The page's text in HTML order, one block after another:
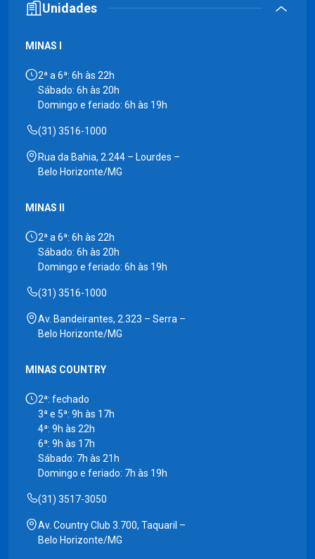
Unidades
MINAS I
2ª a 6ª: 6h às 22h
Sábado: 6h às 20h
Domingo e feriado: 6h às 19h
(31) 3516-1000
Rua da Bahia, 2.244 – Lourdes –
Belo Horizonte/MG
MINAS II
2ª a 6ª: 6h às 22h
Sábado: 6h às 20h
Domingo e feriado: 6h às 19h
(31) 3516-1000
Av. Bandeirantes, 2.323 – Serra –
Belo Horizonte/MG
MINAS COUNTRY
2ª: fechado
3ª e 5ª: 9h às 17h
4ª: 9h às 22h
6ª: 9h às 17h
Sábado: 7h às 21h
Domingo e feriado: 7h às 19h
(31) 3517-3050
Av. Country Club 3.700, Taquaril –
Belo Horizonte/MG